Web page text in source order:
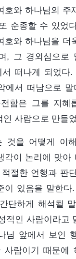
호와 하나님의 주
순종할 수 있었
호와 하나님을 더
, 그 경외심으로
서 떠나게 되었다
에서 떠남으로 말
함은 그를 지혜
인 사람으로 만들
것을 어떻게 이
각이 논리에 맞아
절한 언행과 판
이 있음을 말한다.
단하게 해석될
적인 사람이라고
님 앞에서 보인
람이기 때문에